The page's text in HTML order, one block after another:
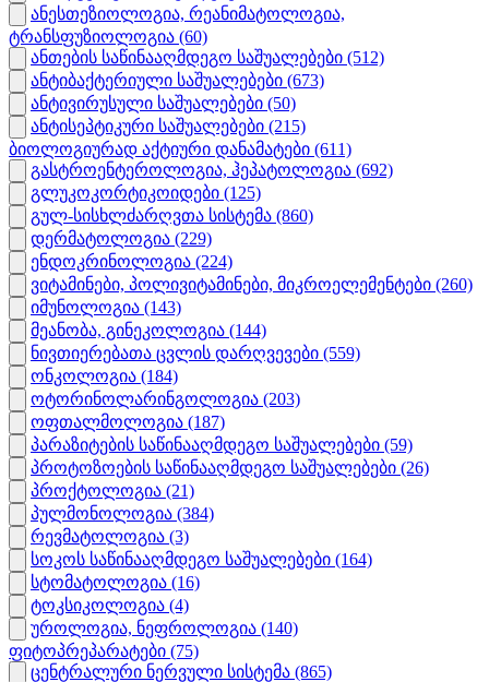
ანესთეზიოლოგია, რეანიმატოლოგია,
ტრანსფუზიოლოგია (60)
ანთების საწინააღმდეგო საშუალებები (512)
ანტიბაქტერიული საშუალებები (673)
ანტივირუსული საშუალებები (50)
ანტისეპტიკური საშუალებები (215)
ბიოლოგიურად აქტიური დანამატები (611)
გასტროენტეროლოგია, ჰეპატოლოგია (692)
გლუკოკორტიკოიდები (125)
გულ-სისხლძარღვთა სისტემა (860)
დერმატოლოგია (229)
ენდოკრინოლოგია (224)
ვიტამინები, პოლივიტამინები, მიკროელემენტები (260)
იმუნოლოგია (143)
მეანობა, გინეკოლოგია (144)
ნივთიერებათა ცვლის დარღვევები (559)
ონკოლოგია (184)
ოტორინოლარინგოლოგია (203)
ოფთალმოლოგია (187)
პარაზიტების საწინააღმდეგო საშუალებები (59)
პროტოზოების საწინააღმდეგო საშუალებები (26)
პროქტოლოგია (21)
პულმონოლოგია (384)
რევმატოლოგია (3)
სოკოს საწინააღმდეგო საშუალებები (164)
სტომატოლოგია (16)
ტოკსიკოლოგია (4)
უროლოგია, ნეფროლოგია (140)
ფიტოპრეპარატები (75)
ცენტრალური ნერვული სისტემა (865)